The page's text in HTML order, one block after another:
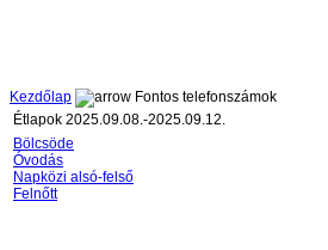
Kezdőlap
Fontos telefonszámok
Étlapok 2025.09.08.-2025.09.12.
Bölcsöde
Óvodás
Napközi alsó-felső
Felnőtt